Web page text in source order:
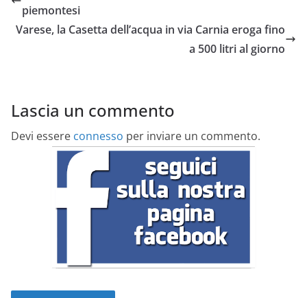
piemontesi
Varese, la Casetta dell’acqua in via Carnia eroga fino
a 500 litri al giorno
Lascia un commento
Devi essere connesso per inviare un commento.